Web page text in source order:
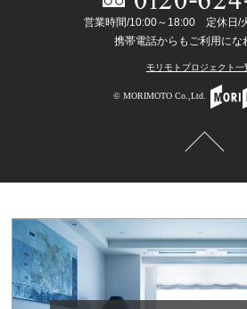
営業時間/10:00～18:00 定休日/
携帯電話からもご利用にな
モリモトプロジェクト一
© MORIMOTO Co.,Ltd.